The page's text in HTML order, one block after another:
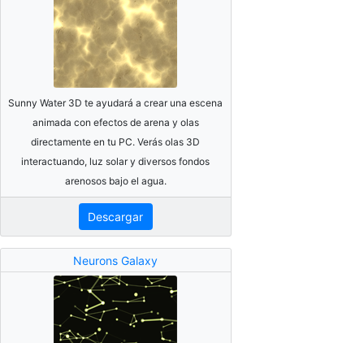
Sunny Water 3D te ayudará a crear una escena
animada con efectos de arena y olas
directamente en tu PC. Verás olas 3D
interactuando, luz solar y diversos fondos
arenosos bajo el agua.
Descargar
Neurons Galaxy